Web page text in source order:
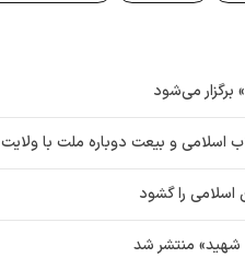
می‌شود
اسلامی و بیعت دوباره ملت با ولایت
اسلامی را گشود
شهید» منتشر شد